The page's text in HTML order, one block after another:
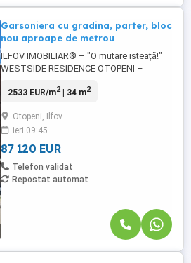
Garsoniera cu gradina, parter, bloc
nou aproape de metrou
ILFOV IMOBILIAR® – "O mutare isteață!"
WESTSIDE RESIDENCE OTOPENI –
și 3 camere, balcoane generoase sau curți
boutique cu regim redus de înălțime
P+2+M, situat la câteva minute de
viitoarea stație de metrou I.C. Brătianu.
2533 EUR/m2| 34 m2
Otopeni, Ilfov
ieri 09:45
87 120 EUR
Telefon validat
Repostat automat